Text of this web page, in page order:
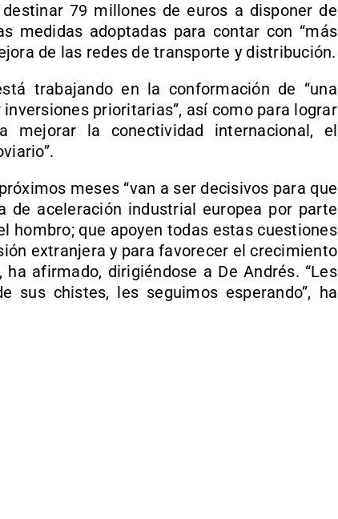
79 millones de euros a disponer de
medidas adoptadas para contar con “más
de las redes de transporte y distribución.
trabajando en la conformación de “una
prioritarias”, así como para lograr
mejorar la conectividad internacional, el
meses “van a ser decisivos para que
de aceleración industrial europea por parte
hombro; que apoyen todas estas cuestiones
extranjera y para favorecer el crecimiento
afirmado, dirigiéndose a De Andrés. “Les
sus chistes, les seguimos esperando”, ha